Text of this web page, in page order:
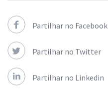
Partilhar no Facebook
Partilhar no Twitter
Partilhar no Linkedin